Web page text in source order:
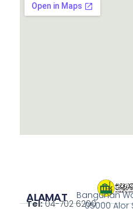
ALAMAT
Bangunan
05000 Alor
Tel:04-702 6200